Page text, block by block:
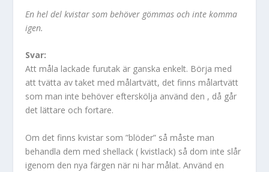
En hel del kvistar som behöver gömmas och inte komma
igen.
Svar:
Att måla lackade furutak är ganska enkelt. Börja med
att tvätta av taket med målartvätt, det finns målartvätt
som man inte behöver efterskölja använd den , då går
det lättare och fortare.
Om det finns kvistar som ”blöder” så måste man
behandla dem med shellack ( kvistlack) så dom inte slår
igenom den nya färgen när ni har målat. Använd en